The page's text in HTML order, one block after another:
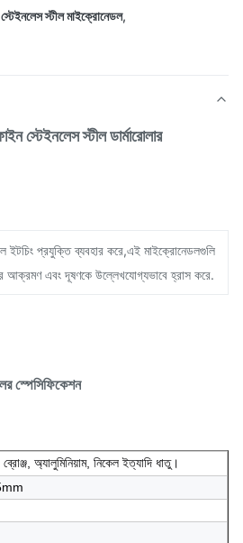
স্টেইনলেস স্টীল মাইক্রোনেডল,
স্টেইনলেস স্টীল ডার্মারোলার
ইটচিং প্রযুক্তি ব্যবহার করে,এই মাইক্রোনেডলগুলি
আক্রমণ এবং দূষণকে উল্লেখযোগ্যভাবে হ্রাস করে.
স্পেসিফিকেশন
অ্যালুমিনিয়াম, নিকেল ইত্যাদি ধাতু।